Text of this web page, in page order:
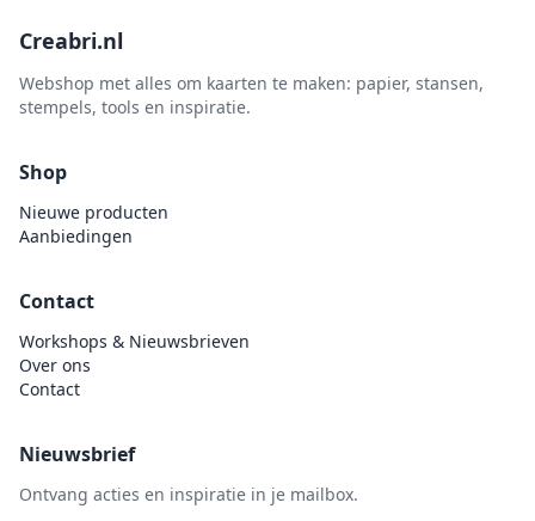
Creabri.nl
Webshop met alles om kaarten te maken: papier, stansen,
stempels, tools en inspiratie.
Shop
Nieuwe producten
Aanbiedingen
Contact
Workshops & Nieuwsbrieven
Over ons
Contact
Nieuwsbrief
Ontvang acties en inspiratie in je mailbox.